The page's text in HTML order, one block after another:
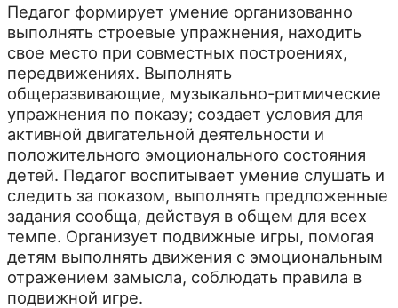
Педагог формирует умение организованно
выполнять строевые упражнения, находить
свое место при совместных построениях,
передвижениях. Выполнять
общеразвивающие, музыкально-ритмические
упражнения по показу; создает условия для
активной двигательной деятельности и
положительного эмоционального состояния
детей. Педагог воспитывает умение слушать и
следить за показом, выполнять предложенные
задания сообща, действуя в общем для всех
темпе. Организует подвижные игры, помогая
детям выполнять движения с эмоциональным
отражением замысла, соблюдать правила в
подвижной игре.